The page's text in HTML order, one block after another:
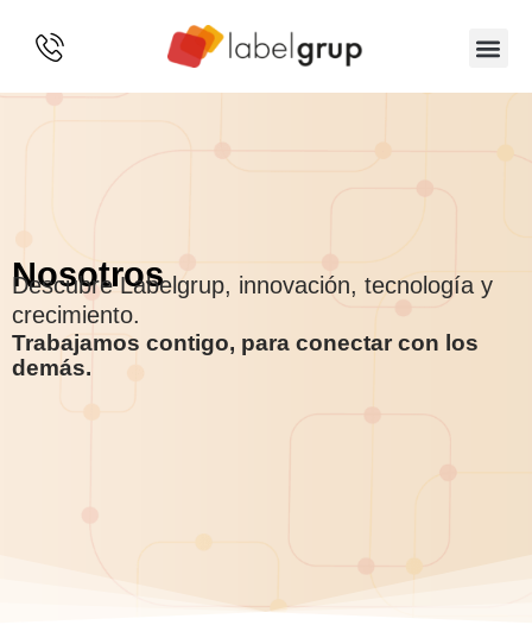
Nosotros
Descubre Labelgrup, innovación, tecnología y
crecimiento.
Trabajamos contigo, para conectar con los
demás.